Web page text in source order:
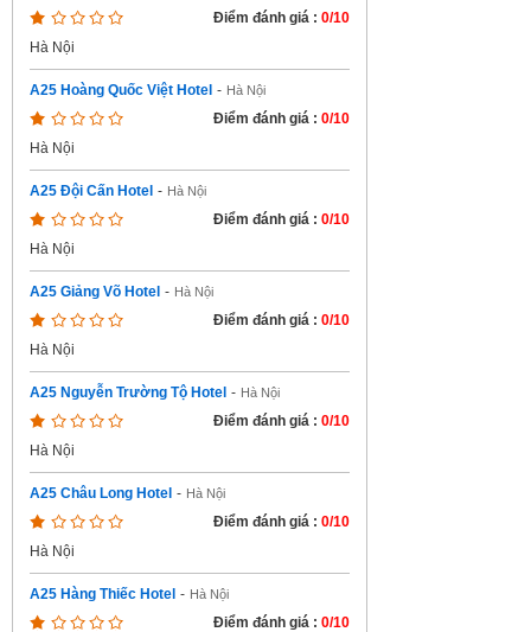
Điểm đánh giá : 0/10
Hà Nội
A25 Hoàng Quốc Việt Hotel - Hà Nội
Điểm đánh giá : 0/10
Hà Nội
A25 Đội Cấn Hotel - Hà Nội
Điểm đánh giá : 0/10
Hà Nội
A25 Giảng Võ Hotel - Hà Nội
Điểm đánh giá : 0/10
Hà Nội
A25 Nguyễn Trường Tộ Hotel - Hà Nội
Điểm đánh giá : 0/10
Hà Nội
A25 Châu Long Hotel - Hà Nội
Điểm đánh giá : 0/10
Hà Nội
A25 Hàng Thiếc Hotel - Hà Nội
Điểm đánh giá : 0/10